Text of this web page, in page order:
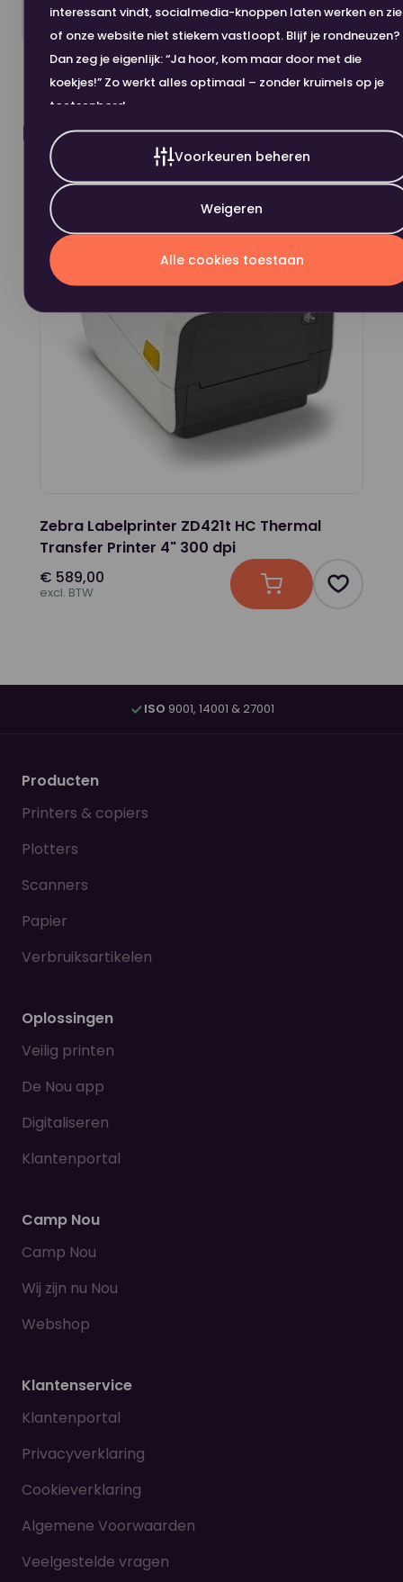
interessant vindt, socialmedia-knoppen laten werken en
of onze website niet stiekem vastloopt. Blijf je rondneuzen?
Dan zeg je eigenlijk: “Ja hoor, kom maar door met die
koekjes!” Zo werkt alles optimaal – zonder kruimels op je
toetsenbord.
Voorkeuren beheren
Weigeren
Alle cookies toestaan
Dit heb je eerder bekeken
Zebra Labelprinter ZD421t HC Thermal
Transfer Printer 4" 300 dpi
€ 589,00
excl. BTW In winkelwagen
Product
ISO 9001, 14001 & 27001
Producten
Printers & copiers
Plotters
Scanners
Papier
Verbruiksartikelen
Oplossingen
Veilig printen
De Nou app
Digitaliseren
Klantenportal
Camp Nou
Camp Nou
Wij zijn nu Nou
Webshop
Klantenservice
Klantenportal
Privacyverklaring
Cookieverklaring
Algemene Voorwaarden
Veelgestelde vragen